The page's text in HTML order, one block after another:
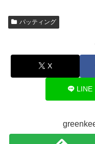
パッティング
X
LINE